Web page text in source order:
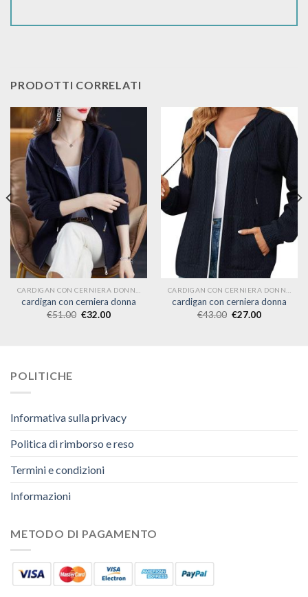
PRODOTTI CORRELATI
cardigan con cerniera donna
€51.00 €32.00
cardigan con cerniera donna
€43.00 €27.00
POLITICHE
Informativa sulla privacy
Politica di rimborso e reso
Termini e condizioni
Informazioni
METODO DI PAGAMENTO